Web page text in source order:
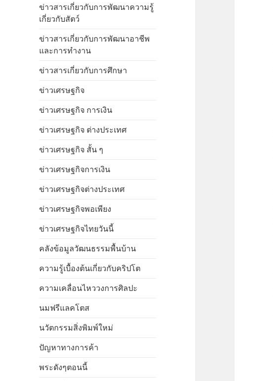
ข่าวสารเกี่ยวกับการพัฒนาความรู้
เกี่ยวกับสัตว์
ข่าวสารเกี่ยวกับการพัฒนาอาชีพ
และการทำงาน
ข่าวสารเกี่ยวกับการศึกษา
ข่าวเศรษฐกิจ
ข่าวเศรษฐกิจ การเงิน
ข่าวเศรษฐกิจ ต่างประเทศ
ข่าวเศรษฐกิจ สั้น ๆ
ข่าวเศรษฐกิจการเงิน
ข่าวเศรษฐกิจต่างประเทศ
ข่าวเศรษฐกิจพอเพียง
ข่าวเศรษฐกิจไทยวันนี้
คลังข้อมูลวัฒนธรรมพื้นบ้าน
ความรู้เบื้องต้นเกี่ยวกับคริปโต
ความเคลื่อนไหววงการศิลปะ
นมฟรีแลคโตส
นวัตกรรมสิ่งพิมพ์ใหม่
ปัญหาทางการค้า
พระดังๆตอนนี้